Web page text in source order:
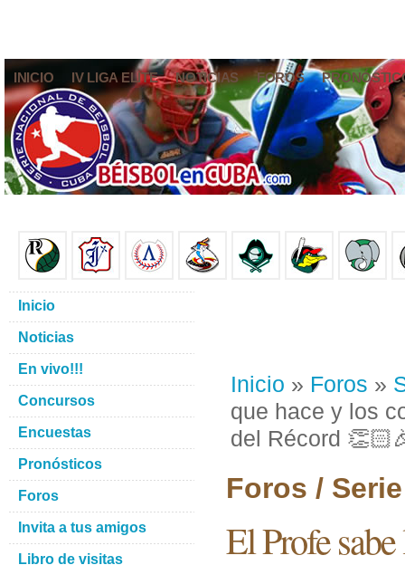
INICIO IV LIGA ELITE NOTICIAS FOROS
Inicio » Foros »
que hace y los
del Récord
Foros /
El Profe
Inicio
Noticias
En vivo!!!
Concursos
Encuestas
Pronósticos
Foros
Invita a tus amigos
Libro de visitas